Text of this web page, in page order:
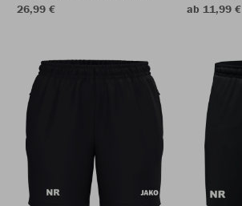
26,99 €
ab 11,99 €